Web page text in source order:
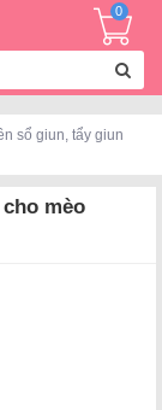
0
sổ giun, tẩy giun
mèo